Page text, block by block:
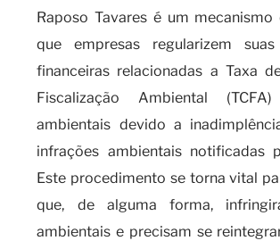
Raposo Tavares é um
que empresas regularizem
financeiras relacionadas a Taxa
Fiscalização Ambiental
ambientais devido a
infrações ambientais notificadas
Este procedimento se torna vital
que, de alguma forma,
ambientais e precisam se